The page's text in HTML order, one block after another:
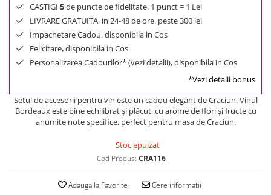
500 Lei - 1000 Lei
1000 Lei +
CASTIGI 5de puncte de fidelitate. 1 punct = 1 Lei
LIVRARE GRATUITA, in 24-48 de ore, peste 300 lei
Impachetare Cadou, disponibila in Cos
Felicitare, disponibila in Cos
Personalizarea Cadourilor* (vezi detalii), disponibila in Cos
*Vezi detalii bonus
Setul de accesorii pentru vin este un cadou elegant de Craciun. Vinul
Bordeaux este bine echilibrat şi plăcut, cu arome de flori şi fructe cu
anumite note specifice, perfect pentru masa de Craciun.
Stoc epuizat
Cod Produs: CRA116
Adauga la Favorite Cere informatii